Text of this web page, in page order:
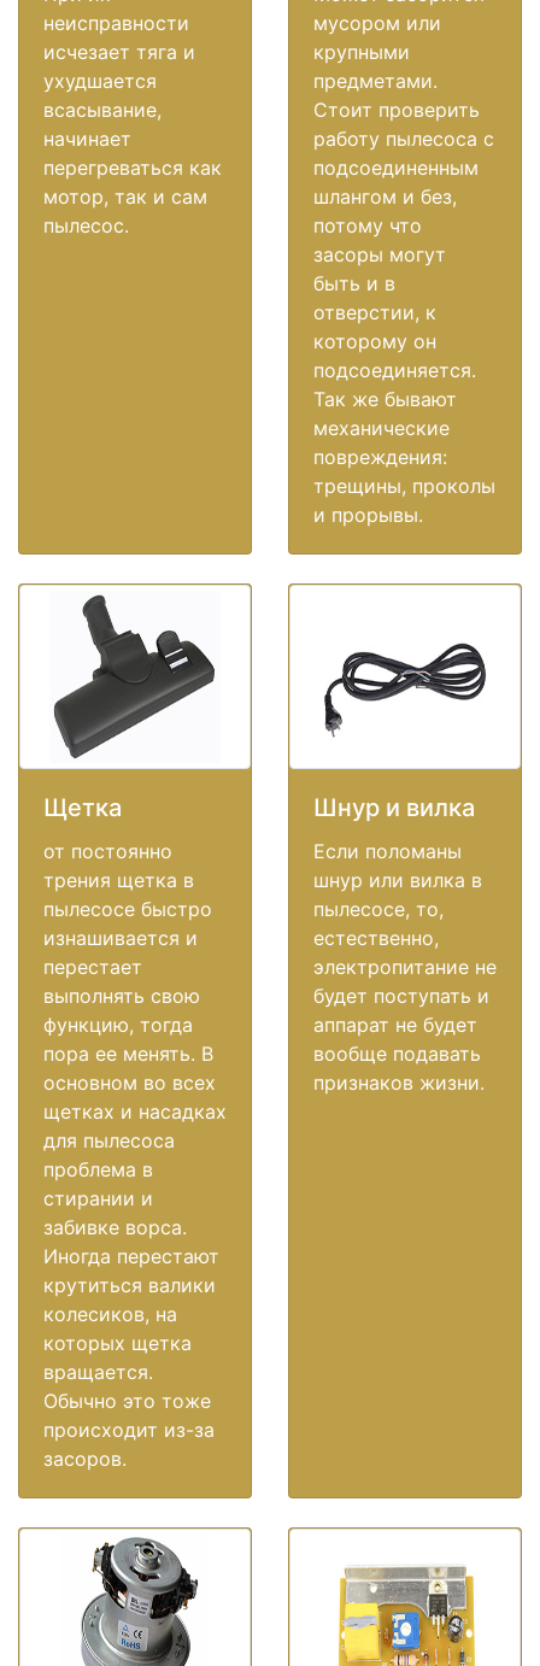
неисправности
исчезает тяга и
ухудшается
всасывание,
начинает
перегреваться как
мотор, так и сам
пылесос.
мусором или
крупными
предметами.
Стоит проверить
работу пылесоса с
подсоединенным
шлангом и без,
потому что
засоры могут
быть и в
отверстии, к
которому он
подсоединяется.
Так же бывают
механические
повреждения:
трещины, проколы
и прорывы.
Щетка
от постоянно
трения щетка в
пылесосе быстро
изнашивается и
перестает
выполнять свою
функцию, тогда
пора ее менять. В
основном во всех
щетках и насадках
для пылесоса
проблема в
стирании и
забивке ворса.
Иногда перестают
крутиться валики
колесиков, на
которых щетка
вращается.
Обычно это тоже
происходит из-за
засоров.
Шнур и вилка
Если поломаны
шнур или вилка в
пылесосе, то,
естественно,
электропитание не
будет поступать и
аппарат не будет
вообще подавать
признаков жизни.